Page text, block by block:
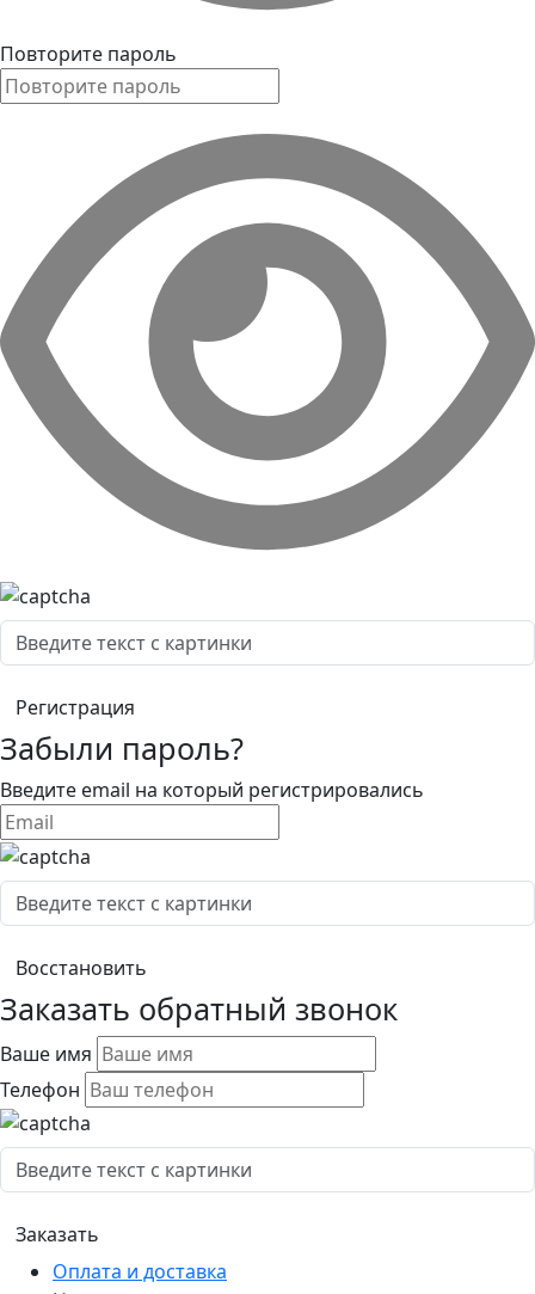
Повторите пароль
Забыли пароль?
Введите email на который регистрировались
Заказать обратный звонок
Ваше имя
Телефон
Оплата и доставка